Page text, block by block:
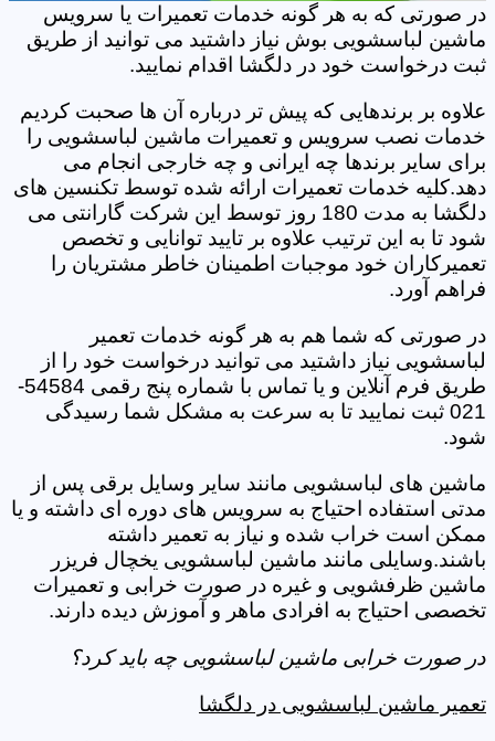
در صورتی که به هر گونه خدمات تعمیرات یا سرویس
ماشین لباسشویی بوش نیاز داشتید می توانید از طریق
ثبت درخواست خود در دلگشا اقدام نمایید.
علاوه بر برندهایی که پیش تر درباره آن ها صحبت کردیم
خدمات نصب سرویس و تعمیرات ماشین لباسشویی را
برای سایر برندها چه ایرانی و چه خارجی انجام می
دهد.کلیه خدمات تعمیرات ارائه شده توسط تکنسین های
دلگشا به مدت 180 روز توسط این شرکت گارانتی می
شود تا به این ترتیب علاوه بر تایید توانایی و تخصص
تعمیرکاران خود موجبات اطمینان خاطر مشتریان را
فراهم آورد.
در صورتی که شما هم به هر گونه خدمات تعمیر
لباسشویی نیاز داشتید می توانید درخواست خود را از
طریق فرم آنلاین و یا تماس با شماره پنج رقمی 54584-
021 ثبت نمایید تا به سرعت به مشکل شما رسیدگی
شود.
ماشین های لباسشویی مانند سایر وسایل برقی پس از
مدتی استفاده احتیاج به سرویس های دوره ای داشته و یا
ممکن است خراب شده و نیاز به تعمیر داشته
باشند.وسایلی مانند ماشین لباسشویی یخچال فریزر
ماشین ظرفشویی و غیره در صورت خرابی و تعمیرات
تخصصی احتیاج به افرادی ماهر و آموزش دیده دارند.
در صورت خرابی ماشین لباسشویی چه باید کرد؟
تعمیر ماشین لباسشویی در دلگشا